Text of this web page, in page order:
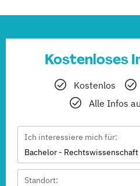
Kostenloses
Kostenlos
Alle Infos
Ich interessiere mich für:
Bachelor - Rechtswissenschaft
Standort: